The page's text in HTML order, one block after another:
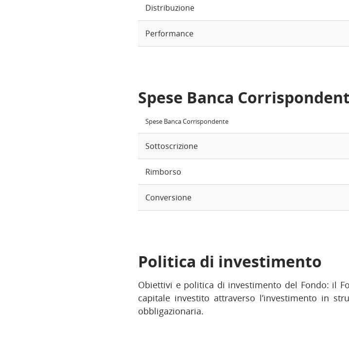
Distribuzione
Performance
Spese Banca
Spese Banca Corrispondente
Sottoscrizione
Rimborso
Conversione
Politica di investimento
Obiettivi e politica di investimento del Fondo: il
capitale investito attraverso l’investimento in
obbligazionaria.